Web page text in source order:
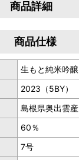
商品詳細
商品仕様
生もと純米吟醸
2023（5BY）
島根県奥出雲産
60％
7号